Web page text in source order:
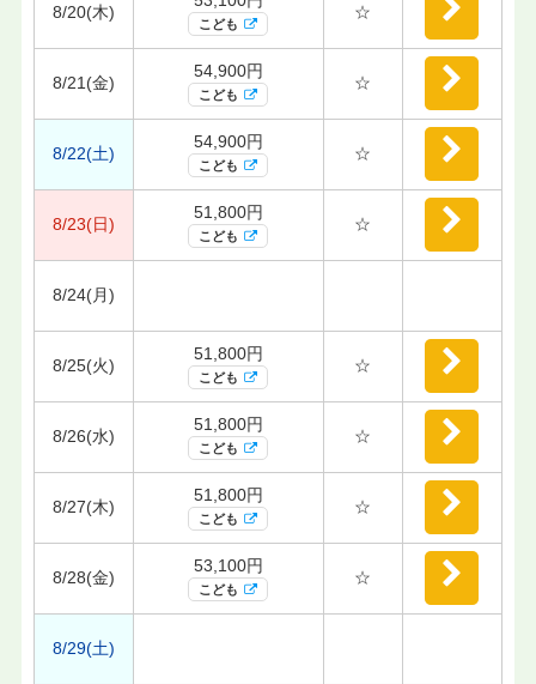
8/20(木)
こども
☆
8/21(金)
54,900円
こども
☆
8/22(土)
54,900円
こども
☆
8/23(日)
51,800円
こども
☆
8/24(月)
8/25(火)
51,800円
こども
☆
8/26(水)
51,800円
こども
☆
8/27(木)
51,800円
こども
☆
8/28(金)
53,100円
こども
☆
8/29(土)